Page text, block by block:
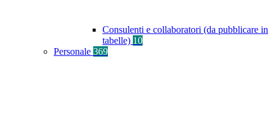
Consulenti e collaboratori (da pubblicare in
tabelle) 10
Personale 369